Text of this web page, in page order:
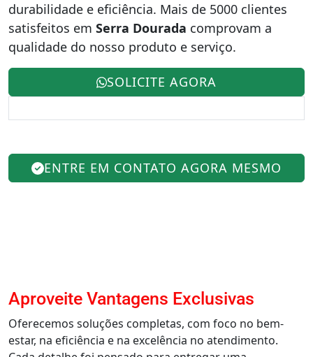
durabilidade e eficiência. Mais de 5000 clientes
satisfeitos em Serra Dourada comprovam a
qualidade do nosso produto e serviço.
SOLICITE AGORA
ENTRE EM CONTATO AGORA MESMO
Aproveite Vantagens Exclusivas
Oferecemos soluções completas, com foco no bem-
estar, na eficiência e na excelência no atendimento.